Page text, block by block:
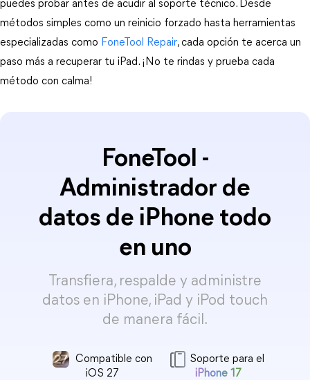
puedes probar antes de acudir al soporte técnico. Desde
métodos simples como un reinicio forzado hasta herramientas
especializadas como FoneTool Repair, cada opción te acerca un
paso más a recuperar tu iPad. ¡No te rindas y prueba cada
método con calma!
FoneTool -
Administrador de
datos de iPhone todo
en uno
Transfiera, respalde y administre
datos en iPhone, iPad y iPod touch
de manera fácil.
Compatible con
iOS 27
Soporte para el
iPhone 17